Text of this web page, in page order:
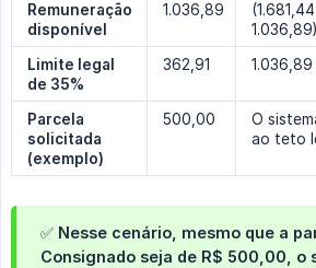
Remuneração
disponível
1.036,89
1.036,89)
Limite legal
de 35%
362,91
Parcela
solicitada
(exemplo)
500,00
O
ao teto
✅ Nesse cenário, mesmo que a
Consignado seja de R$ 500,00, o